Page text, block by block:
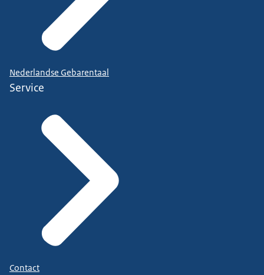
Nederlandse Gebarentaal
Service
Contact